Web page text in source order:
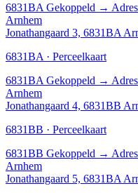
6831BA Gekoppeld →
Arnhem
Jonathangaard 3, 6831BA
6831BA · Perceelkaart
6831BA Gekoppeld →
Arnhem
Jonathangaard 4, 6831BB
6831BB · Perceelkaart
6831BB Gekoppeld →
Arnhem
Jonathangaard 5, 6831BA